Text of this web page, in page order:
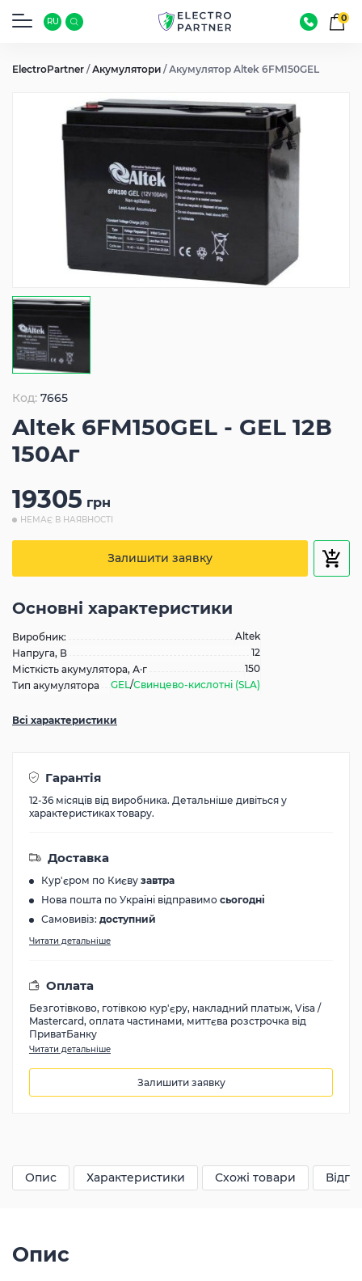
RU 0
ElectroPartner /Акумулятори /Акумулятор Altek 6FM150GEL
Код: 7665
Altek 6FM150GEL - GEL 12В
150Аг
19305 грн
НЕМАЄ В НАЯВНОСТІ
Залишити заявку
Основні характеристики
Виробник:
Altek
Напруга, В
12
Місткість акумулятора, А·г
150
Тип акумулятора
GEL/Свинцево-кислотні (SLA)
Всі характеристики
Гарантія
12-36 місяців від виробника. Детальніше дивіться у
характеристиках товару.
Доставка
Кур'єром по Києву завтра
Нова пошта по Україні відправимо сьогодні
Самовивіз: доступний
Читати детальніше
Оплата
Безготівково, готівкою кур'єру, накладний платыж, Visa /
Mastercard, оплата частинами, миттєва розстрочка від
ПриватБанку
Читати детальніше
Залишити заявку
Опис Характеристики Схожі товари
Опис